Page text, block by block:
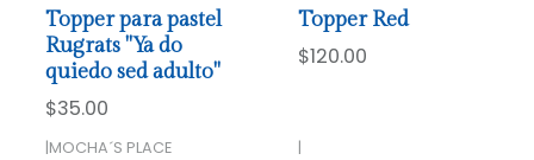
Topper para pastel
Rugrats "Ya do
quiedo sed adulto"
$35.00
Topper Red
$120.00
|MOCHA´S PLACE |